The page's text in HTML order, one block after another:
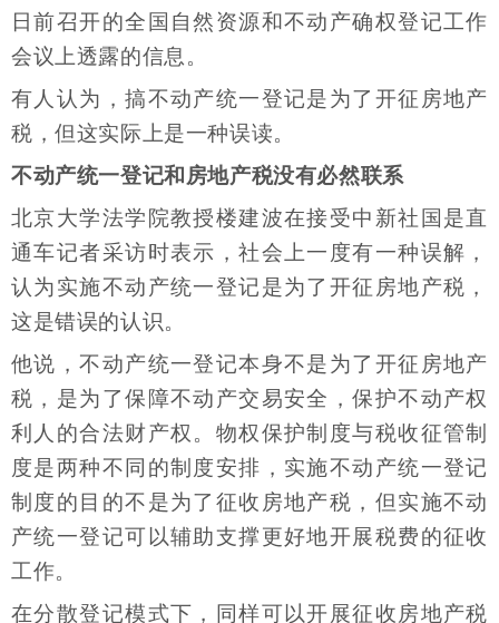
日前召开的全国自然资源和不动产确权登记工作
会议上透露的信息。
有人认为，搞不动产统一登记是为了开征房地产
税，但这实际上是一种误读。
不动产统一登记和房地产税没有必然联系
北京大学法学院教授楼建波在接受中新社国是直
通车记者采访时表示，社会上一度有一种误解，
认为实施不动产统一登记是为了开征房地产税，
这是错误的认识。
他说，不动产统一登记本身不是为了开征房地产
税，是为了保障不动产交易安全，保护不动产权
利人的合法财产权。物权保护制度与税收征管制
度是两种不同的制度安排，实施不动产统一登记
制度的目的不是为了征收房地产税，但实施不动
产统一登记可以辅助支撑更好地开展税费的征收
工作。
在分散登记模式下，同样可以开展征收房地产税